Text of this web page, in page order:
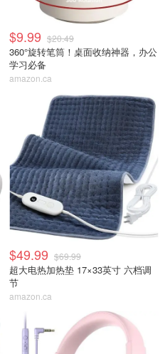
$9.99 $20.49
360°旋转笔筒！桌面收纳神器，办公
学习必备
amazon.ca
$49.99 $69.99
超大电热加热垫 17×33英寸 六档调
节
amazon.ca